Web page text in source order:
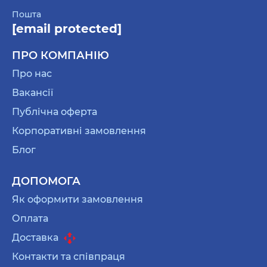
і блокноти для записів. Продукція з красивими
ілюстраціями та описом кожної карти.
Вибір за вами.
картини за номерами для відчути себе
художницею. Створити власний шедевр, який
потім повісите на стіну або подаруйте комусь
пазли для вечорів, холодні для прогулянок на
вулиці. Дуже затишне та захопливе заняття.
Даруйте близькій людині посмішку і дрібку щастя
Тому що мама — найдорожча людина.
Переваги подарунків до Дня матері
від ORNER
Пошта
[email protected]
ПРО КОМПАНІЮ
Про нас
Вакансії
Публічна оферта
Корпоративні замовлення
Блог
ДОПОМОГА
Як оформити замовлення
Оплата
Доставка
Контакти та співпраця